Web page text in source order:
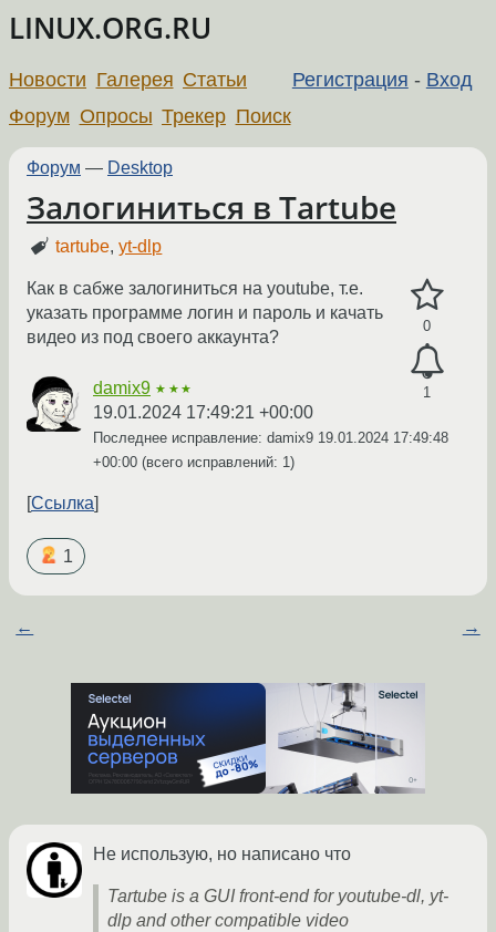
LINUX.ORG.RU
Регистрация - Вход
Новости Галерея Статьи
Форум Опросы Трекер Поиск
Форум — Desktop
Залогиниться в Tartube
tartube,yt-dlp
0
1
Как в сабже залогиниться на youtube, т.е.
указать программе логин и пароль и качать
видео из под своего аккаунта?
damix9 ★★★
19.01.2024 17:49:21 +00:00
Последнее исправление: damix9 19.01.2024 17:49:48
+00:00 (всего исправлений: 1)
Ссылка
1
← →
Не использую, но написано что
Tartube is a GUI front-end for youtube-dl, yt-
dlp and other compatible video